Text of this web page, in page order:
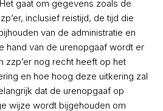
gaat om gegevens zoals de
inclusief reistijd, de tijd die
van de administratie en
hand van de urenopgaaf wordt er
zzp’er nog recht heeft op het
en hoe hoog deze uitkering zal
dat de urenopgaaf op
wijze wordt bijgehouden om